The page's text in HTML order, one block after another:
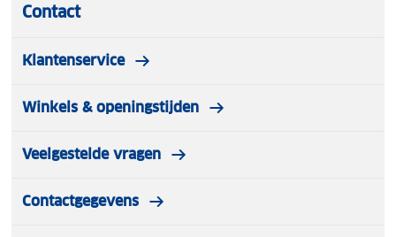
Contact
Klantenservice
Winkels & openingstijden
Veelgestelde vragen
Contactgegevens